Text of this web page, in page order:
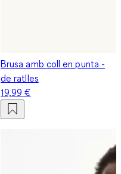
Brusa amb coll en punta -
de ratlles
19,99 €